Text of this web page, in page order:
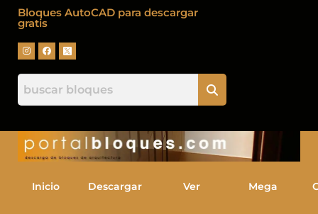
Bloques AutoCAD para descargar
gratis
Inicio Descargar Ver Mega